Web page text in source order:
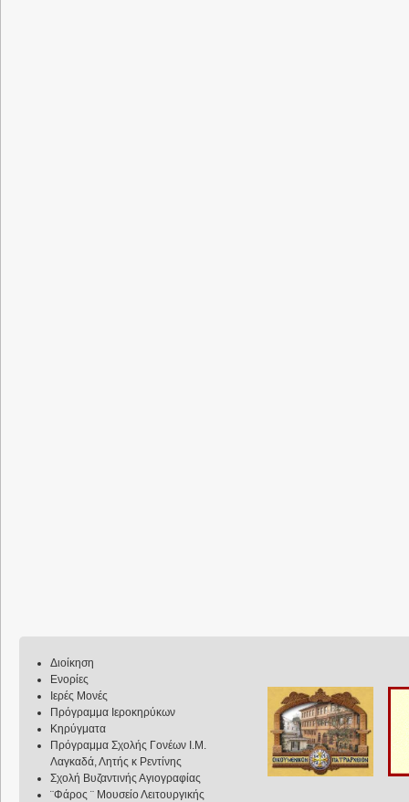
Διοίκηση
Ενορίες
Ιερές Μονές
Πρόγραμμα Ιεροκηρύκων
Κηρύγματα
Πρόγραμμα Σχολής Γονέων Ι.Μ.
Λαγκαδά, Λητής κ Ρεντίνης
Σχολή Βυζαντινής Αγιογραφίας
¨Φάρος ¨ Μουσείο Λειτουργικής